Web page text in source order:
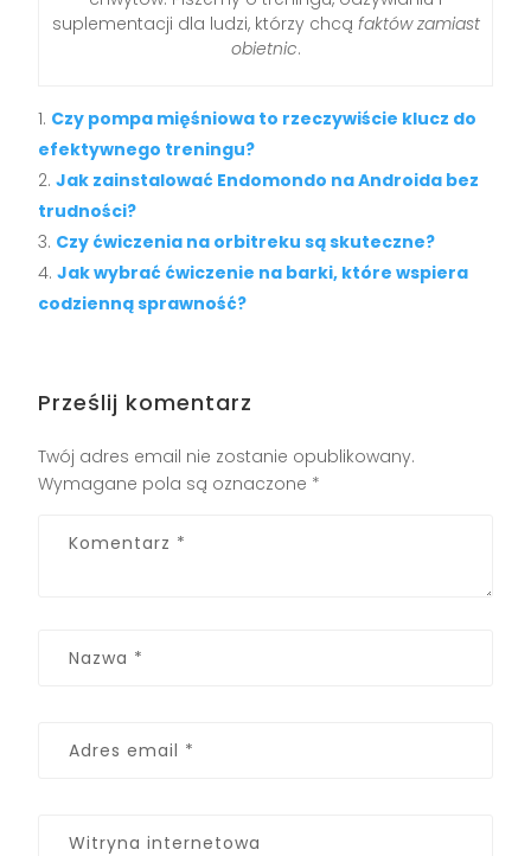
suplementacji dla ludzi, którzy chcą faktów zamiast
obietnic.
Czy pompa mięśniowa to rzeczywiście klucz do
efektywnego treningu?
Jak zainstalować Endomondo na Androida bez
trudności?
Czy ćwiczenia na orbitreku są skuteczne?
Jak wybrać ćwiczenie na barki, które wspiera
codzienną sprawność?
Prześlij komentarz
Twój adres email nie zostanie opublikowany.
Wymagane pola są oznaczone *